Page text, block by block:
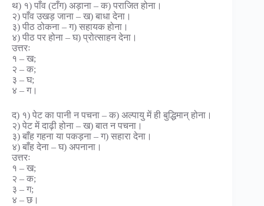
थ) १) पाँव (टाँग) अड़ाना – क) पराजित होना।
२) पाँव उखड़ जाना – ख) बाधा देना।
३) पीठ ठोकना – ग) सहायक होना।
४) पीठ पर होना – घ) प्रोत्साहन देना।
उत्तरः
१ – ख;
२ – क;
३ – घ;
४ – ग।
द) १) पेट का पानी न पचना – क) अल्पायु में ही बुद्धिमान् होना।
२) पेट में दाढ़ी होना – ख) बात न पचना।
३) बाँह गहना या पकड़ना – ग) सहारा देना।
४) बाँह देना – घ) अपनाना।
उत्तरः
१ – ख;
२ – क;
३ – ग;
४ – छ।